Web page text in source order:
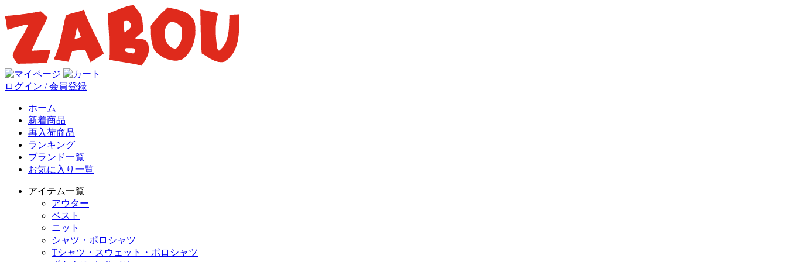
ログイン / 会員登録
ホーム
新着商品
再入荷商品
ランキング
ブランド一覧
お気に入り一覧
アイテム一覧
アウター
ベスト
ニット
シャツ・ポロシャツ
Tシャツ・スウェット・ポロシャツ